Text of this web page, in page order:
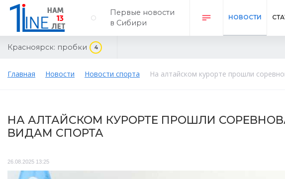
Первые новости
в Сибири
НОВОСТИ
Красноярск: пробки 4
Главная Новости Новости спорта На алтайском курорте прошли
НА АЛТАЙСКОМ КУРОРТЕ ПРОШЛИ
ВИДАМ СПОРТА
26.08.2025 13:25